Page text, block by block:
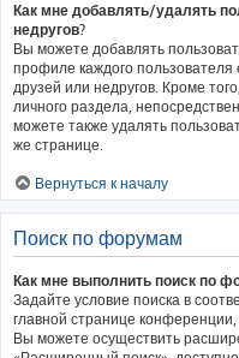
Как мне добавлять/удалять
недругов?
Вы можете добавлять
профиле каждого пользователя
друзей или недругов. Кроме
личного раздела,
можете также удалять
же странице.
Вернуться к началу
Поиск по форумам
Как мне выполнить поиск по
Задайте условие поиска в
главной странице
Вы можете осуществить